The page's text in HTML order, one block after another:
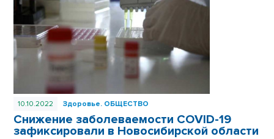
10.10.2022 Здоровье. ОБЩЕСТВО
Снижение заболеваемости COVID-19
зафиксировали в Новосибирской области